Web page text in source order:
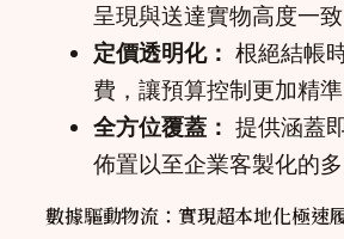
呈現與送達實物高度一致
定價透明化： 根絕結帳
費，讓預算控制更加精準
全方位覆蓋： 提供涵蓋
佈置以至企業客製化的多
數據驅動物流：實現超本地化極速